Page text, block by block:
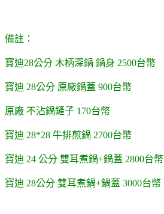
備註：
寶迪28公分 木柄深鍋 鍋身 2500台幣
寶迪 28公分 原廠鍋蓋 900台幣
原廠 不沾鍋鏟子 170台幣
寶迪 28*28 牛排煎鍋 2700台幣
寶迪 24 公分 雙耳煮鍋+鍋蓋 2800台幣
寶迪 28公分 雙耳煮鍋+鍋蓋 3000台幣